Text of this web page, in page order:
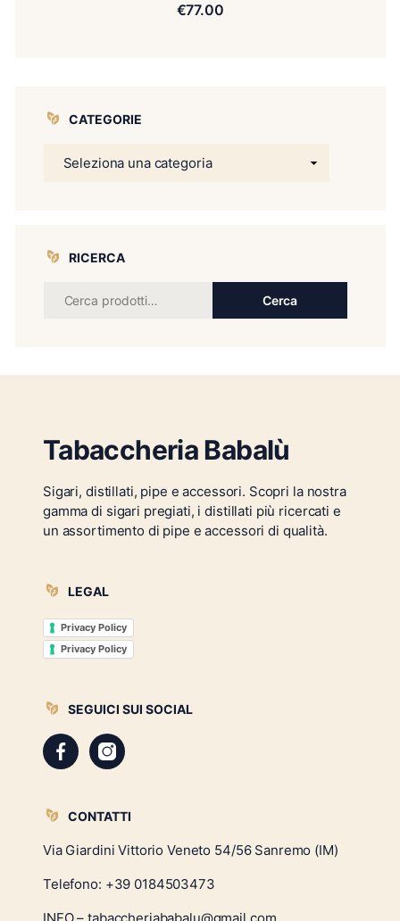
€77.00
CATEGORIE
RICERCA
Cerca
Tabaccheria Babalù
Sigari, distillati, pipe e accessori. Scopri la nostra
gamma di sigari pregiati, i distillati più ricercati e
un assortimento di pipe e accessori di qualità.
LEGAL
Privacy Policy
Privacy Policy
SEGUICI SUI SOCIAL
CONTATTI
Via Giardini Vittorio Veneto 54/56 Sanremo (IM)
Telefono: +39 0184503473